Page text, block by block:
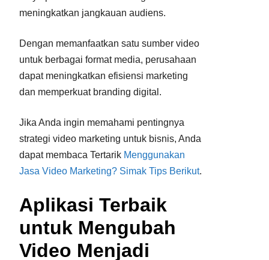
meningkatkan jangkauan audiens.
Dengan memanfaatkan satu sumber video
untuk berbagai format media, perusahaan
dapat meningkatkan efisiensi marketing
dan memperkuat branding digital.
Jika Anda ingin memahami pentingnya
strategi video marketing untuk bisnis, Anda
dapat membaca Tertarik Menggunakan
Jasa Video Marketing? Simak Tips Berikut.
Aplikasi Terbaik
untuk Mengubah
Video Menjadi